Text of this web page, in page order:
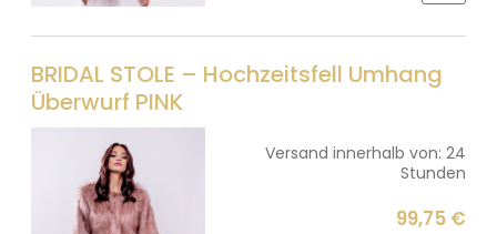
BRIDAL STOLE – Hochzeitsfell Umhang
Überwurf PINK
Versand innerhalb von: 24
Stunden
99,75 €